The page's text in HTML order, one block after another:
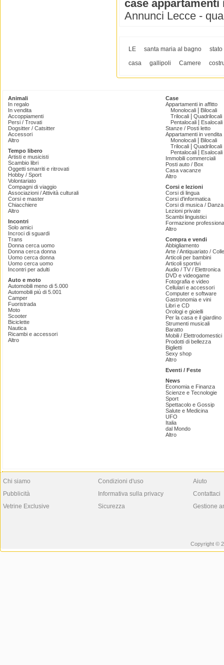
case
Annunci Lecce -
LE santa maria al bagno
stato
casa
gallipoli Camere
Animali
In regalo
In vendita
Accoppiamenti
Persi / Trovati
Dogsitter / Catsitter
Accessori
Altro
Tempo libero
Artisti e musicisti
Scambio libri
Oggetti smarriti e ritrovati
Hobby / Sport
Volontariato
Compagni di viaggio
Associazioni / Attività culturali
Corsi e master
Chiacchiere
Altro
Incontri
Solo amici
Incroci di sguardi
Trans
Donna cerca uomo
Donna cerca donna
Uomo cerca donna
Uomo cerca uomo
Incontri per adulti
Auto e moto
Automobili meno di 5.000
Automobili più di 5.001
Camper
Fuoristrada
Moto
Scooter
Biciclette
Nautica
Ricambi e accessori
Altro
Case
Appartamenti in affitto
Monolocali
Bilocali
Trilocali
Quadrilocali
Pentalocali
Esalocali
Stanze / Posti letto
Appartamenti in vendita
Monolocali
Bilocali
Trilocali
Quadrilocali
Pentalocali
Esalocali
Immobili commerciali
Posti auto / Box
Casa vacanze
Altro
Corsi e lezioni
Corsi di lingua
Corsi d'informatica
Corsi di musica /
Lezioni private
Scambi linguistici
Formazione
Altro
Compra e vendi
Abbigliamento
Arte / Antiquariato /
Articoli per bambini
Articoli sportivi
Audio / TV / Elettronica
DVD e videogame
Fotografia e video
Cellulari e accessori
Computer e software
Gastronomia e vini
Libri e CD
Orologi e gioielli
Per la casa e il giardino
Strumenti musicali
Baratto
Mobili / Elettrodomestici
Prodotti di bellezza
Biglietti
Sexy shop
Altro
Eventi / Feste
News
Economia e Finanza
Scienze e Tecnologie
Sport
Spettacolo e Gossip
Salute e Medicina
UFO
Italia
dal Mondo
Altro
Chi siamo
Pubblicità
Vetrine Exclusive
Condizioni d'uso
Informativa sulla privacy
Sicurezza
Aiuto
Contattaci
Gestione
Copyright ©